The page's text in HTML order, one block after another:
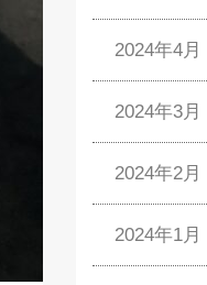
2024年4月
2024年3月
2024年2月
2024年1月